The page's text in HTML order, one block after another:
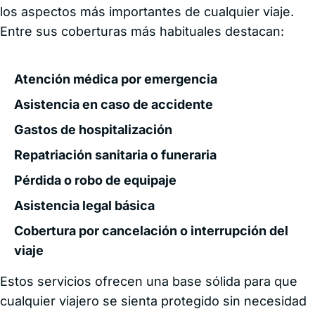
los aspectos más importantes de cualquier viaje.
Entre sus coberturas más habituales destacan:
Atención médica por emergencia
Asistencia en caso de accidente
Gastos de hospitalización
Repatriación sanitaria o funeraria
Pérdida o robo de equipaje
Asistencia legal básica
Cobertura por cancelación o interrupción del
viaje
Estos servicios ofrecen una base sólida para que
cualquier viajero se sienta protegido sin necesidad